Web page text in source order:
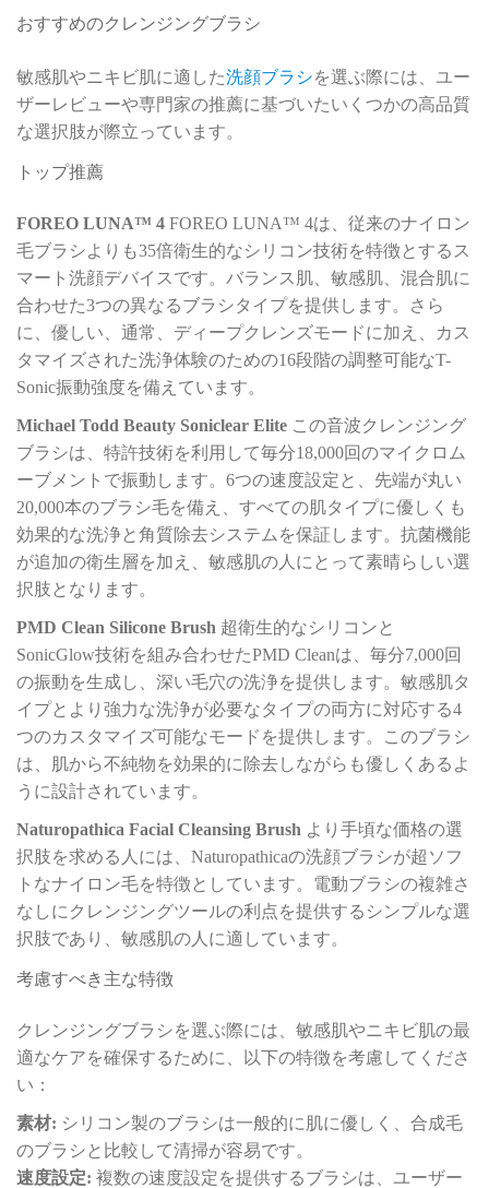
おすすめのクレンジングブラシ
敏感肌やニキビ肌に適した洗顔ブラシを選ぶ際には、ユー
ザーレビューや専門家の推薦に基づいたいくつかの高品質
な選択肢が際立っています。
トップ推薦
FOREO LUNA™ 4 FOREO LUNA™ 4は、従来のナイロン
毛ブラシよりも35倍衛生的なシリコン技術を特徴とするス
マート洗顔デバイスです。バランス肌、敏感肌、混合肌に
合わせた3つの異なるブラシタイプを提供します。さら
に、優しい、通常、ディープクレンズモードに加え、カス
タマイズされた洗浄体験のための16段階の調整可能なT-
Sonic振動強度を備えています。
Michael Todd Beauty Soniclear Elite この音波クレンジング
ブラシは、特許技術を利用して毎分18,000回のマイクロム
ーブメントで振動します。6つの速度設定と、先端が丸い
20,000本のブラシ毛を備え、すべての肌タイプに優しくも
効果的な洗浄と角質除去システムを保証します。抗菌機能
が追加の衛生層を加え、敏感肌の人にとって素晴らしい選
択肢となります。
PMD Clean Silicone Brush 超衛生的なシリコンと
SonicGlow技術を組み合わせたPMD Cleanは、毎分7,000回
の振動を生成し、深い毛穴の洗浄を提供します。敏感肌タ
イプとより強力な洗浄が必要なタイプの両方に対応する4
つのカスタマイズ可能なモードを提供します。このブラシ
は、肌から不純物を効果的に除去しながらも優しくあるよ
うに設計されています。
Naturopathica Facial Cleansing Brush より手頃な価格の選
択肢を求める人には、Naturopathicaの洗顔ブラシが超ソフ
トなナイロン毛を特徴としています。電動ブラシの複雑さ
なしにクレンジングツールの利点を提供するシンプルな選
択肢であり、敏感肌の人に適しています。
考慮すべき主な特徴
クレンジングブラシを選ぶ際には、敏感肌やニキビ肌の最
適なケアを確保するために、以下の特徴を考慮してくださ
い：
素材: シリコン製のブラシは一般的に肌に優しく、合成毛
のブラシと比較して清掃が容易です。
速度設定: 複数の速度設定を提供するブラシは、ユーザー